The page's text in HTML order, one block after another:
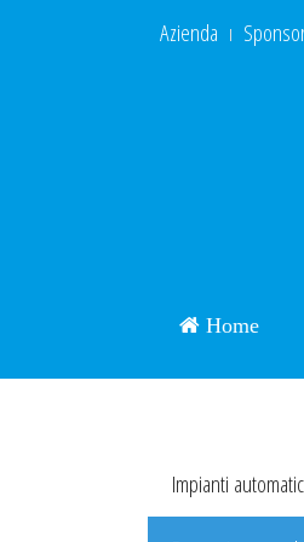
Azienda
Home
Impianti